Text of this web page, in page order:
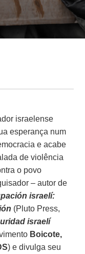
israelense
esperança num
e acabe
de violência
o povo
– autor de
israelí:
(Pluto Press,
israelí
Boicote,
) e divulga seu